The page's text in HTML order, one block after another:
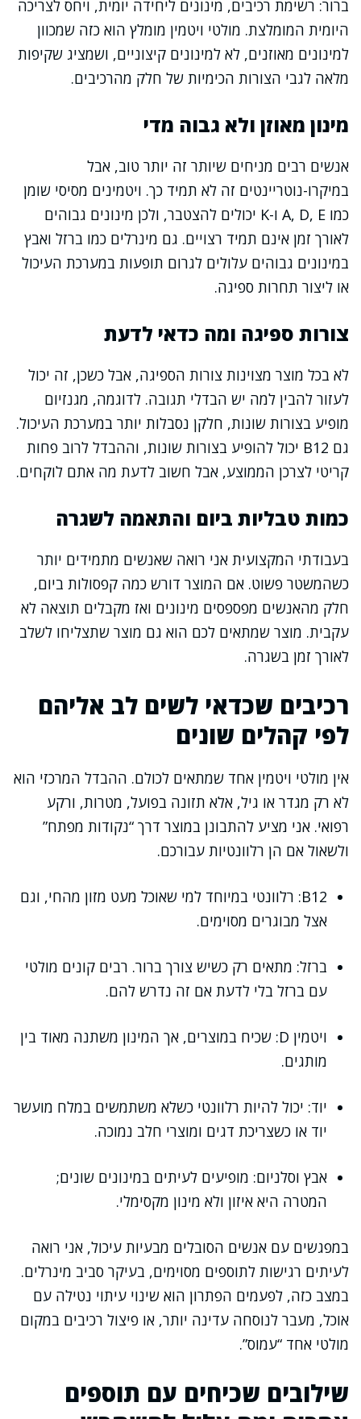
ברור: רשימת רכיבים, מינונים ליחידה יומית, ויחס לצריכה
היומית המומלצת. מולטי ויטמין מומלץ הוא כזה שמכוון
למינונים מאוזנים, לא למינונים קיצוניים, ושמציג שקיפות
מלאה לגבי הצורות הכימיות של חלק מהרכיבים.
מינון מאוזן ולא גבוה מדי
אנשים רבים מניחים שיותר זה יותר טוב, אבל
במיקרו-נוטריינטים זה לא תמיד כך. ויטמינים מסיסי שומן
כמו A, D, E ו-K יכולים להצטבר, ולכן מינונים גבוהים
לאורך זמן אינם תמיד רצויים. גם מינרלים כמו ברזל ואבץ
במינונים גבוהים עלולים לגרום תופעות במערכת העיכול
או ליצור תחרות ספיגה.
צורות ספיגה ומה כדאי לדעת
לא בכל מוצר מצוינות צורות הספיגה, אבל כשכן, זה יכול
לעזור להבין למה יש הבדלי תגובה. לדוגמה, מגנזיום
מופיע בצורות שונות, חלקן נסבלות יותר במערכת העיכול.
גם B12 יכול להופיע בצורות שונות, וההבדל לרוב פחות
קריטי לצרכן הממוצע, אבל חשוב לדעת מה אתם לוקחים.
כמות טבליות ביום והתאמה לשגרה
בעבודתי המקצועית אני רואה שאנשים מתמידים יותר
כשהמשטר פשוט. אם המוצר דורש כמה קפסולות ביום,
חלק מהאנשים מפספסים מינונים ואז מקבלים תוצאה לא
עקבית. מוצר שמתאים לכם הוא גם מוצר שתצליחו לשלב
לאורך זמן בשגרה.
רכיבים שכדאי לשים לב אליהם
לפי קהלים שונים
אין מולטי ויטמין אחד שמתאים לכולם. ההבדל המרכזי הוא
לא רק מגדר או גיל, אלא תזונה בפועל, מטרות, ורקע
רפואי. אני מציע להתבונן במוצר דרך “נקודות מפתח”
ולשאול אם הן רלוונטיות עבורכם.
B12: רלוונטי במיוחד למי שאוכל מעט מזון מהחי, וגם
אצל מבוגרים מסוימים.
ברזל: מתאים רק כשיש צורך ברור. רבים קונים מולטי
עם ברזל בלי לדעת אם זה נדרש להם.
ויטמין D: שכיח במוצרים, אך המינון משתנה מאוד בין
מותגים.
יוד: יכול להיות רלוונטי כשלא משתמשים במלח מועשר
יוד או כשצריכת דגים ומוצרי חלב נמוכה.
אבץ וסלניום: מופיעים לעיתים במינונים שונים;
המטרה היא איזון ולא מינון מקסימלי.
במפגשים עם אנשים הסובלים מבעיות עיכול, אני רואה
לעיתים רגישות לתוספים מסוימים, בעיקר סביב מינרלים.
במצב כזה, לפעמים הפתרון הוא שינוי עיתוי נטילה עם
אוכל, מעבר לנוסחה עדינה יותר, או פיצול רכיבים במקום
מולטי אחד “עמוס”.
שילובים שכיחים עם תוספים